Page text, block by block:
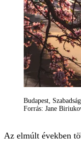
Budapest,
Forrás: Jane
Az elmúlt években